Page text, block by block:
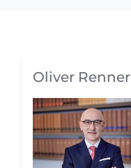
Oliver Renner